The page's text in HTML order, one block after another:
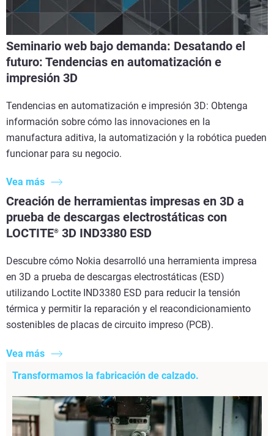
Seminario web bajo demanda: Desatando el
futuro: Tendencias en automatización e
impresión 3D
Tendencias en automatización e impresión 3D: Obtenga
información sobre cómo las innovaciones en la
manufactura aditiva, la automatización y la robótica pueden
funcionar para su negocio.
Vea más
Creación de herramientas impresas en 3D a
prueba de descargas electrostáticas con
LOCTITE® 3D IND3380 ESD
Descubre cómo Nokia desarrolló una herramienta impresa
en 3D a prueba de descargas electrostáticas (ESD)
utilizando Loctite IND3380 ESD para reducir la tensión
térmica y permitir la reparación y el reacondicionamiento
sostenibles de placas de circuito impreso (PCB).
Vea más
Transformamos la fabricación de calzado.